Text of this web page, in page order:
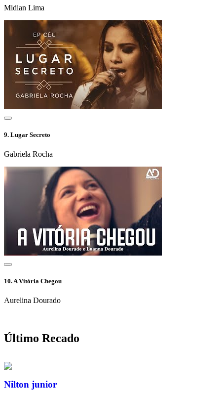
Midian Lima
9. Lugar Secreto
Gabriela Rocha
10.A Vitória Chegou
Aurelina Dourado
Último Recado
Nilton junior